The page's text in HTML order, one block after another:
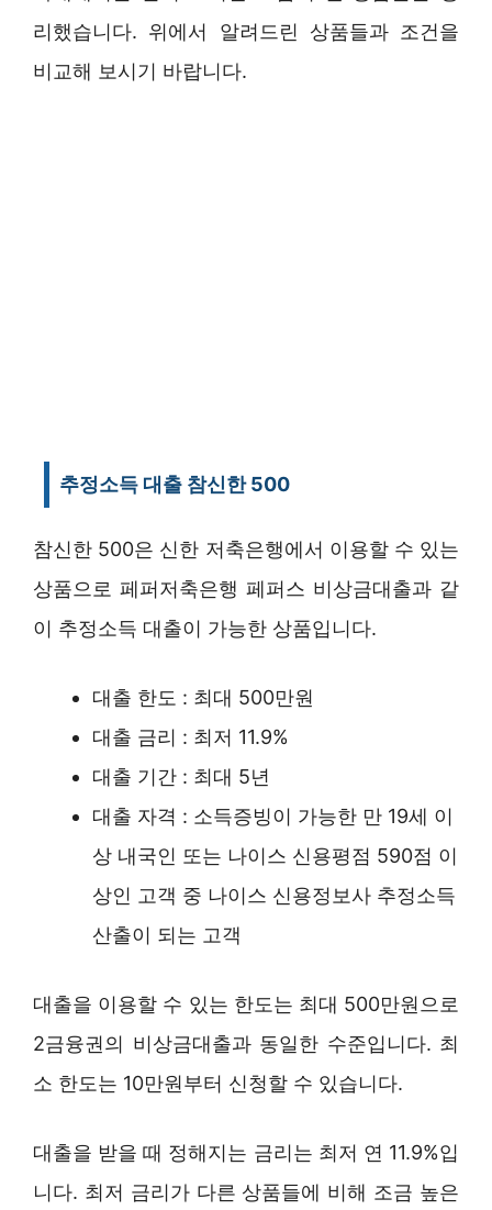
리했습니다. 위에서 알려드린 상품들과 조건을
비교해 보시기 바랍니다.
추정소득 대출 참신한 500
참신한 500은 신한 저축은행에서 이용할 수 있는
상품으로 페퍼저축은행 페퍼스 비상금대출과 같
이 추정소득 대출이 가능한 상품입니다.
대출 한도 : 최대 500만원
대출 금리 : 최저 11.9%
대출 기간 : 최대 5년
대출 자격 : 소득증빙이 가능한 만 19세 이
상 내국인 또는 나이스 신용평점 590점 이
상인 고객 중 나이스 신용정보사 추정소득
산출이 되는 고객
대출을 이용할 수 있는 한도는 최대 500만원으로
2금융권의 비상금대출과 동일한 수준입니다. 최
소 한도는 10만원부터 신청할 수 있습니다.
대출을 받을 때 정해지는 금리는 최저 연 11.9%입
니다. 최저 금리가 다른 상품들에 비해 조금 높은